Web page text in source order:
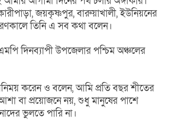
জয়কৃষ্ণপুর, বারুয়াখালী, ইউনিয়নের
তিনি এ সব কথা বলেন।
দিনব্যাপী উপজেলার পশ্চিম অঞ্চলের
করেন ও বলেন, আমি প্রতি বছর শীতের
বা প্রয়োজনে নয়, শুধু মানুষের পাশে
ভুলতে পারি না।